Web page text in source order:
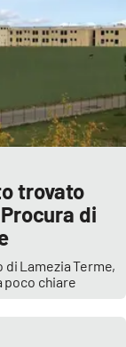
trovato
di
Lamezia Terme,
poco chiare